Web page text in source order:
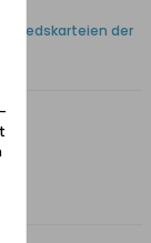
der